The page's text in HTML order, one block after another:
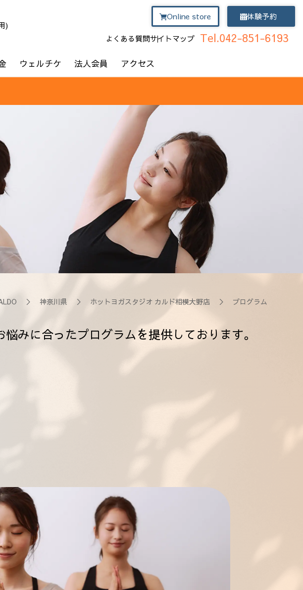
)
よくある質問サイトマップ Tel.042-851-6193
ウェルチケ 法人会員 アクセス
＞ 神奈川県 ＞ ホットヨガスタジオ カルド相模大野店 ＞ プログラム
みに合ったプログラムを提供しております。
Online store 体験予約